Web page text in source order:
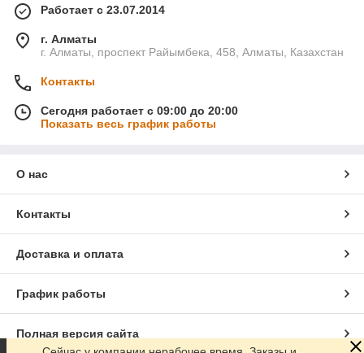
Работает с 23.07.2014
г. Алматы
г. Алматы, проспект Райымбека, 458, Алматы, Казахстан
Контакты
Сегодня работает с 09:00 до 20:00
Показать весь график работы
О нас
Контакты
Доставка и оплата
График работы
Полная версия сайта